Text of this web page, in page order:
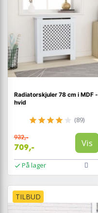
Radiatorskjuler 78 cm i MDF -
hvid
(89)
932,-
709,- Vis
På lager
TILBUD